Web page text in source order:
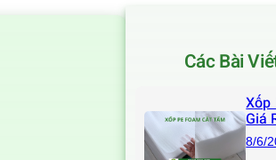
Các Bài
Giá
8/6/